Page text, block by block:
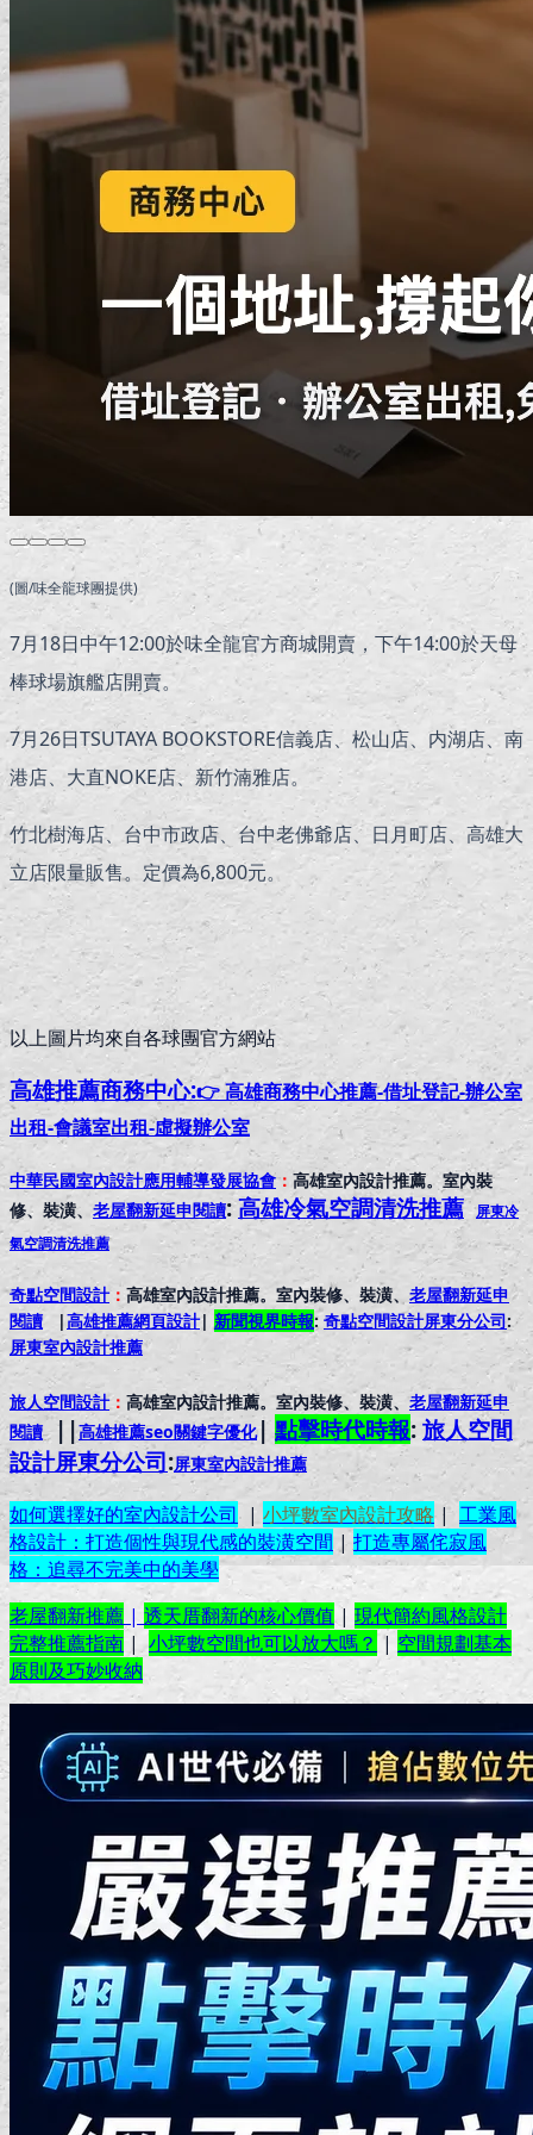
(圖/味全龍球團提供)
7月18日中午12:00於味全龍官方商城開賣，下午14:00於天母
棒球場旗艦店開賣。
7月26日TSUTAYA BOOKSTORE信義店、松山店、内湖店、南
港店、大直NOKE店、新竹湳雅店。
竹北樹海店、台中市政店、台中老佛爺店、日月町店、高雄大
立店限量販售。定價為6,800元。
以上圖片均來自各球團官方網站
高雄推薦商務中心:👉 高雄商務中心推薦-借址登記-辦公室
出租-會議室出租-虛擬辦公室
中華民國室內設計應用輔導發展協會： 高雄室內設計推薦。室內裝
修、裝潢、 老屋翻新延申閱讀:高雄冷氣空調清洗推薦 屏東冷
氣空調清洗推薦
奇點空間設計： 高雄室內設計推薦。室內裝修、裝潢、 老屋翻新延申
閱讀|高雄推薦網頁設計| 新聞視界時報: 奇點空間設計屏東分公司:
屏東室內設計推薦
旅人空間設計： 高雄室內設計推薦。室內裝修、裝潢、 老屋翻新延申
閱讀||高雄推薦seo關鍵字優化|點擊時代時報: 旅人空間
設計屏東分公司:屏東室內設計推薦
如何選擇好的室內設計公司 | 小坪數室內設計攻略| 工業風
格設計：打造個性與現代感的裝潢空間 | 打造專屬侘寂風
格：追尋不完美中的美學
老屋翻新推薦 | 透天厝翻新的核心價值| 現代簡約風格設計
完整推薦指南 | 小坪數空間也可以放大嗎？ | 空間規劃基本
原則及巧妙收納